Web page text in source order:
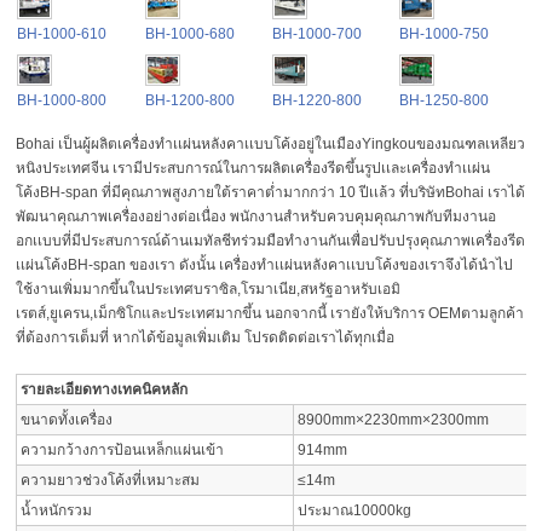
BH-1000-610 BH-1000-680 BH-1000-700 BH-1000-750
BH-1000-800 BH-1200-800 BH-1220-800 BH-1250-800
Bohai เป็นผู้ผลิตเครื่องทำเเผ่นหลังคาเเบบโค้งอยู่ในเมืองYingkouของมณฑลเหลียว
หนิงประเทศจีน เรามีประสบการณ์ในการผลิตเครื่องรีดขึ้นรูปเเละเครื่องทำเเผ่น
โค้งBH-span ที่มีคุณภาพสูงภายใต้ราคาต่ำมากกว่า 10 ปีเเล้ว ที่บริษัทBohai เราได้
พัฒนาคุณภาพเครื่องอย่างต่อเนื่อง พนักงานสำหรับควบคุมคุณภาพกับทีมงานอ
อกเเบบที่มีประสบการณ์ด้านเมทัลชีทร่วมมือทำงานกันเพื่อปรับปรุงคุณภาพเครื่องรีด
เเผ่นโค้งBH-span ของเรา ดังนั้น เครื่องทำเเผ่นหลังคาเเบบโค้งของเราจึงได้นำไป
ใช้งานเพิ่มมากขึ้นในประเทศบราซิล,โรมาเนีย,สหรัฐอาหรับเอมิ
เรตส์,ยูเครน,เม็กซิโกและประเทศมากขึ้น นอกจากนี้ เรายังให้บริการ OEMตามลูกค้า
ที่ต้องการเต็มที่ หากได้ข้อมูลเพิ่มเติม โปรดติดต่อเราได้ทุกเมื่อ
รายละเอียดทางเทคนิคหลัก
ขนาดทั้งเครื่อง
8900mm×2230mm×2300mm
ความกว้างการป้อนเหล็กแผ่นเข้า
914mm
ความยาวช่วงโค้งที่เหมาะสม
≤14m
น้ำหนักรวม
ประมาณ10000kg